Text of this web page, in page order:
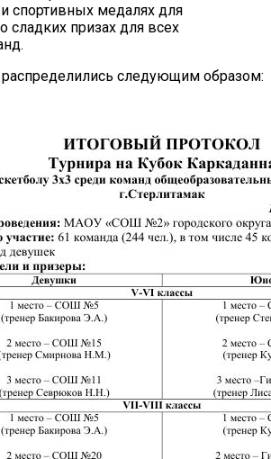
и спортивных медалях для
сладких призах для всех
следующим образом: